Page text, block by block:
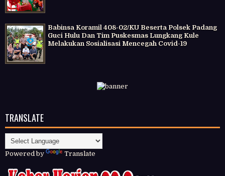
Babinsa Koramil 408-02/KU Beserta Polsek Padang
Guci Hulu Dan Tim Puskesmas Lungkang Kule
Melakukan Sosialisasi Mencegah Covid-19
TRANSLATE
Powered by Translate